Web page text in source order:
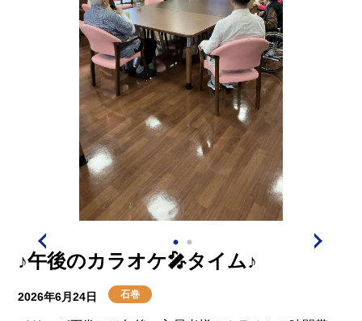
♪午後のカラオケ🎤タイム♪
2026年6月24日 石巻